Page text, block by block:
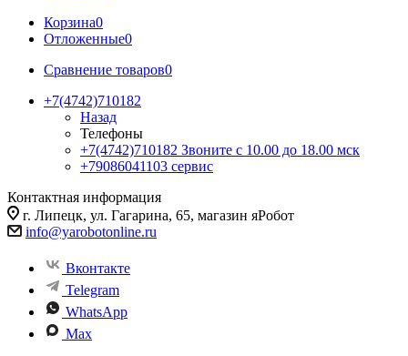
Корзина0
Отложенные0
Сравнение товаров0
+7(4742)710182
Назад
Телефоны
+7(4742)710182 Звоните с 10.00 до 18.00 мск
+79086041103 сервис
Контактная информация
г. Липецк, ул. Гагарина, 65, магазин яРобот
info@yarobotonline.ru
Вконтакте
Telegram
WhatsApp
Max